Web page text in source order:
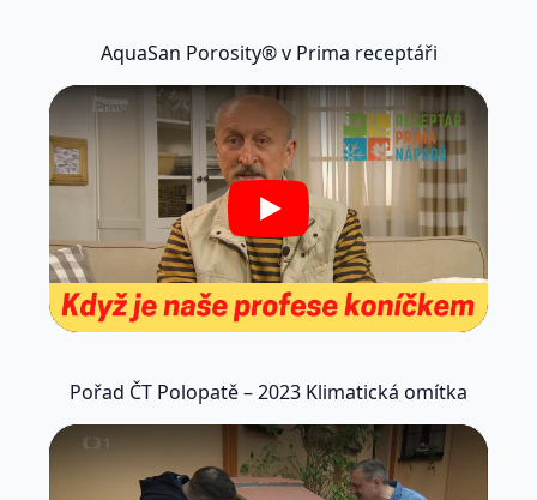
AquaSan Porosity® v Prima receptáři
Play
Pořad ČT Polopatě – 2023 Klimatická omítka